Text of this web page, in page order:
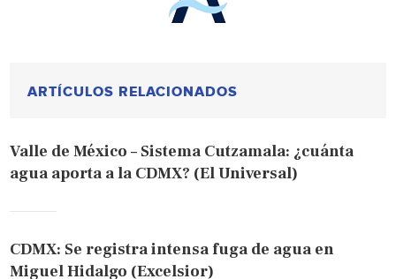
ARTÍCULOS RELACIONADOS
Valle de México – Sistema Cutzamala: ¿cuánta
agua aporta a la CDMX? (El Universal)
CDMX: Se registra intensa fuga de agua en
Miguel Hidalgo (Excelsior)